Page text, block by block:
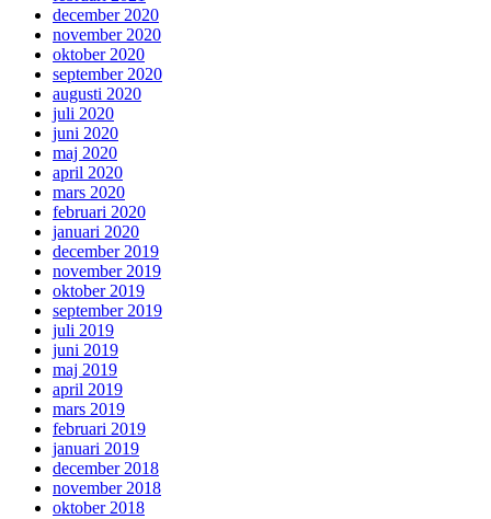
december 2020
november 2020
oktober 2020
september 2020
augusti 2020
juli 2020
juni 2020
maj 2020
april 2020
mars 2020
februari 2020
januari 2020
december 2019
november 2019
oktober 2019
september 2019
juli 2019
juni 2019
maj 2019
april 2019
mars 2019
februari 2019
januari 2019
december 2018
november 2018
oktober 2018